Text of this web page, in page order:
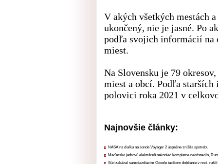
V akých všetkých mestách
ukončený, nie je jasné. Po
podľa svojich informácií na
miest.
Na Slovensku je 79
miest a obcí. Podľa
polovici roka 2021 v
Najnovšie články:
NASA na diaľku na sonde Voyager 2 úspešne znížila spotrebu
Maďarsko jadrovú elektráreň nakoniec kompletne neodstavilo,
Súd zakázal samojazdiacim Google taxíkom dobíjanie v noci,